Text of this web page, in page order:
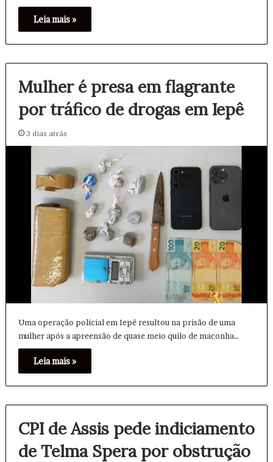
Leia mais »
Mulher é presa em flagrante
por tráfico de drogas em Iepê
3 dias atrás
Uma operação policial em Iepê resultou na prisão de uma
mulher após a apreensão de quase meio quilo de maconha…
Leia mais »
CPI de Assis pede indiciamento
de Telma Spera por obstrução